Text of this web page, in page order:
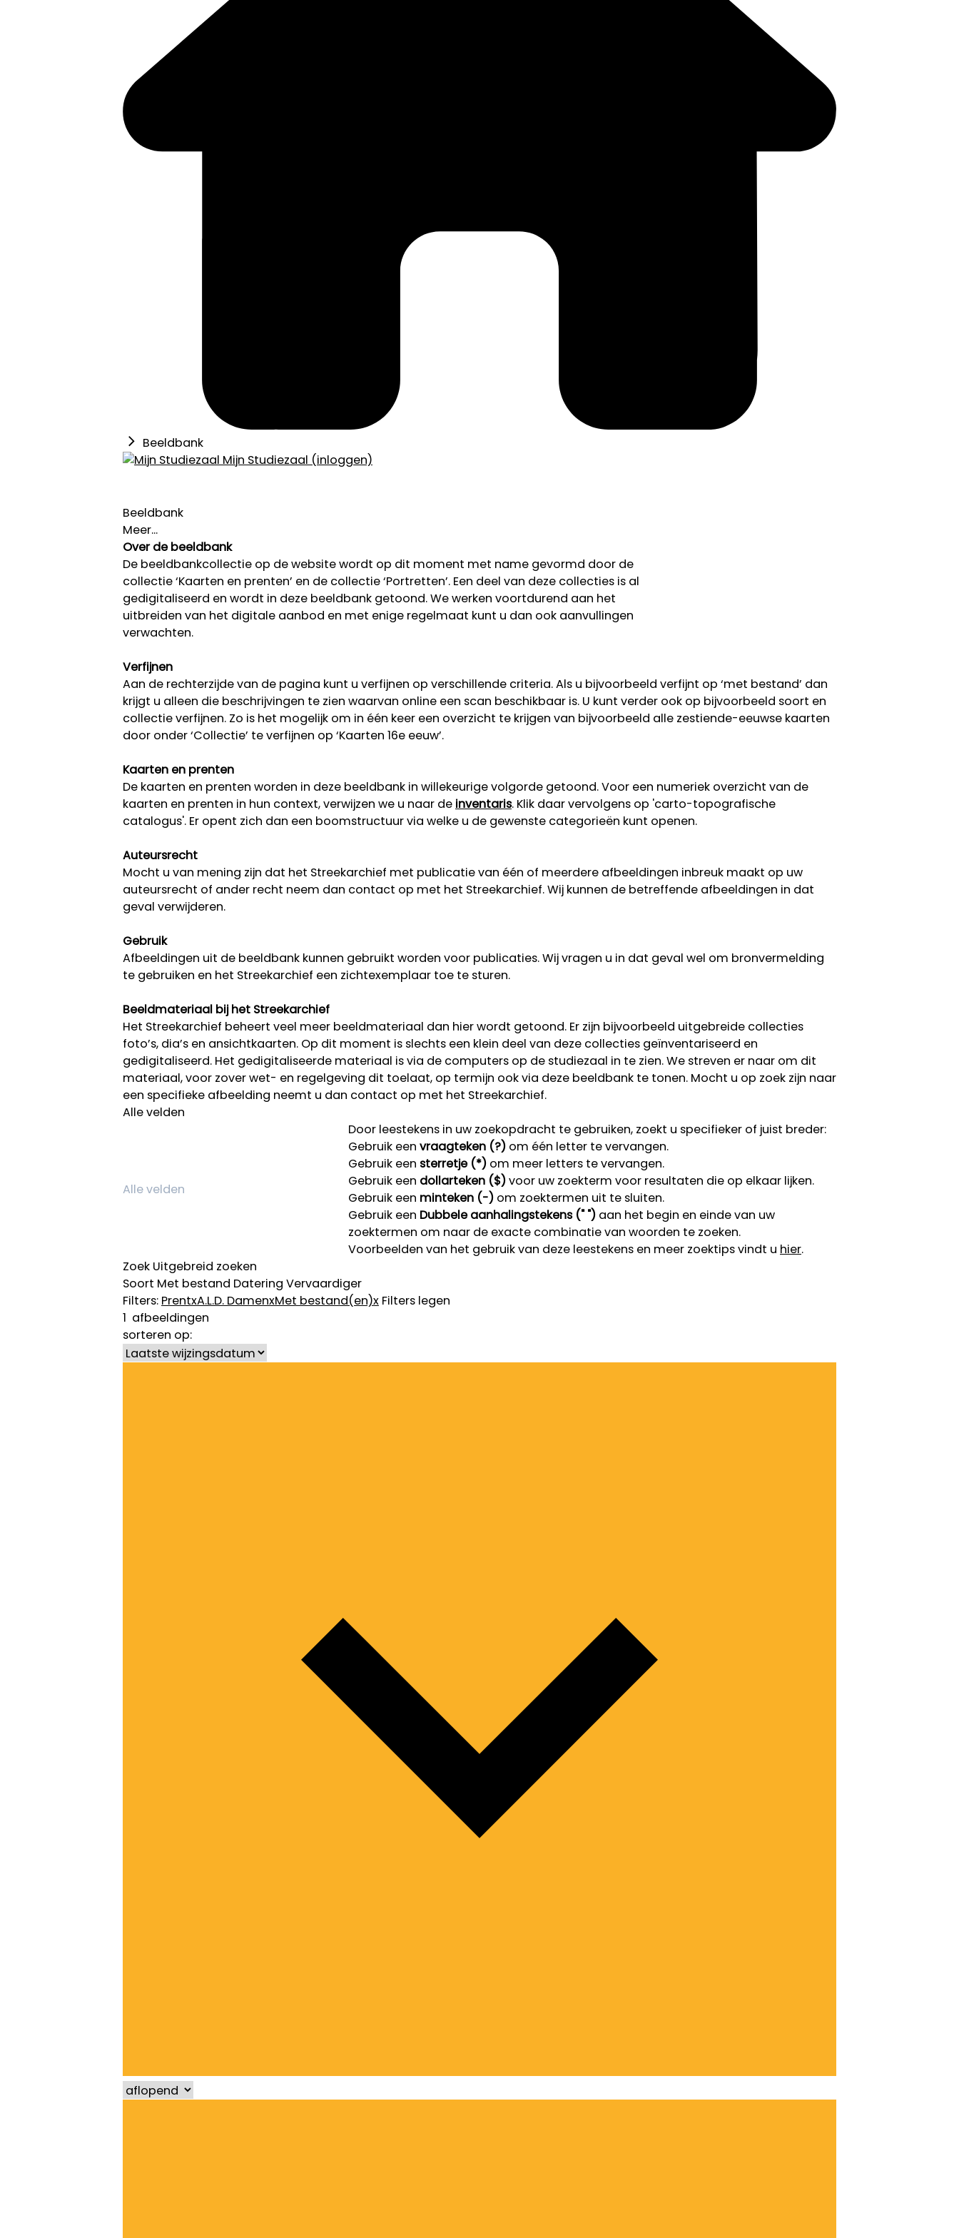
Beeldbank
Mijn Studiezaal (inloggen)
Beeldbank
Meer...
Over de beeldbank
De beeldbankcollectie op de website wordt op dit moment met name gevormd door de
collectie ‘Kaarten en prenten’ en de collectie ‘Portretten’. Een deel van deze collecties is al
gedigitaliseerd en wordt in deze beeldbank getoond. We werken voortdurend aan het
uitbreiden van het digitale aanbod en met enige regelmaat kunt u dan ook aanvullingen
verwachten.
Verfijnen
Aan de rechterzijde van de pagina kunt u verfijnen op verschillende criteria. Als u bijvoorbeeld verfijnt op ‘met bestand’ dan
krijgt u alleen die beschrijvingen te zien waarvan online een scan beschikbaar is. U kunt verder ook op bijvoorbeeld soort en
collectie verfijnen. Zo is het mogelijk om in één keer een overzicht te krijgen van bijvoorbeeld alle zestiende-eeuwse kaarten
door onder ‘Collectie’ te verfijnen op ‘Kaarten 16e eeuw’.
Kaarten en prenten
De kaarten en prenten worden in deze beeldbank in willekeurige volgorde getoond. Voor een numeriek overzicht van de
kaarten en prenten in hun context, verwijzen we u naar de inventaris. Klik daar vervolgens op 'carto-topografische
catalogus'. Er opent zich dan een boomstructuur via welke u de gewenste categorieën kunt openen.
Auteursrecht
Mocht u van mening zijn dat het Streekarchief met publicatie van één of meerdere afbeeldingen inbreuk maakt op uw
auteursrecht of ander recht neem dan contact op met het Streekarchief. Wij kunnen de betreffende afbeeldingen in dat
geval verwijderen.
Gebruik
Afbeeldingen uit de beeldbank kunnen gebruikt worden voor publicaties. Wij vragen u in dat geval wel om bronvermelding
te gebruiken en het Streekarchief een zichtexemplaar toe te sturen.
Beeldmateriaal bij het Streekarchief
Het Streekarchief beheert veel meer beeldmateriaal dan hier wordt getoond. Er zijn bijvoorbeeld uitgebreide collecties
foto’s, dia’s en ansichtkaarten. Op dit moment is slechts een klein deel van deze collecties geïnventariseerd en
gedigitaliseerd. Het gedigitaliseerde materiaal is via de computers op de studiezaal in te zien. We streven er naar om dit
materiaal, voor zover wet- en regelgeving dit toelaat, op termijn ook via deze beeldbank te tonen. Mocht u op zoek zijn naar
een specifieke afbeelding neemt u dan contact op met het Streekarchief.
Alle velden
Door leestekens in uw zoekopdracht te gebruiken, zoekt u specifieker of juist breder:
Gebruik een vraagteken (?) om één letter te vervangen.
Gebruik een sterretje (*) om meer letters te vervangen.
Gebruik een dollarteken ($)voor uw zoekterm voor resultaten die op elkaar lijken.
Gebruik een minteken (-) om zoektermen uit te sluiten.
Gebruik een Dubbele aanhalingstekens (" ") aan het begin en einde van uw
zoektermen om naar de exacte combinatie van woorden te zoeken.
Voorbeelden van het gebruik van deze leestekens en meer zoektips vindt u hier.
Zoek Uitgebreid zoeken
Soort Met bestand Datering Vervaardiger
Filters: PrentxA.L.D. DamenxMet bestand(en)x Filters legen
1 afbeeldingen
sorteren op: